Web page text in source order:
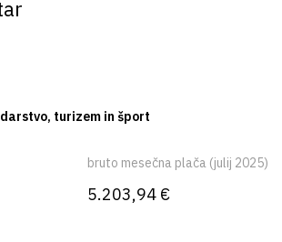
turizem in šport
bruto mesečna plača (julij 2025)
5.203,94 €